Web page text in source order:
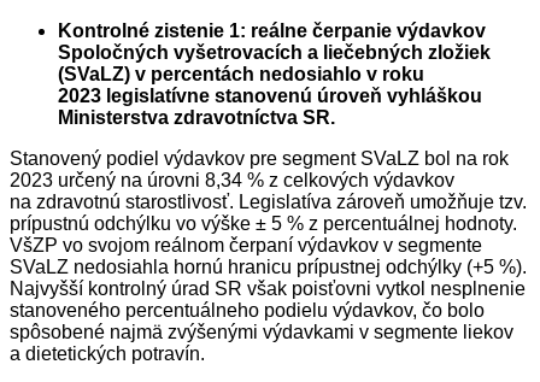
Kontrolné zistenie 1: reálne čerpanie výdavkov
Spoločných vyšetrovacích a liečebných zložiek
(SVaLZ) v percentách nedosiahlo v roku
2023 legislatívne stanovenú úroveň vyhláškou
Ministerstva zdravotníctva SR.
Stanovený podiel výdavkov pre segment SVaLZ bol na rok
2023 určený na úrovni 8,34 % z celkových výdavkov
na zdravotnú starostlivosť. Legislatíva zároveň umožňuje tzv.
prípustnú odchýlku vo výške ± 5 % z percentuálnej hodnoty.
VšZP vo svojom reálnom čerpaní výdavkov v segmente
SVaLZ nedosiahla hornú hranicu prípustnej odchýlky (+5 %).
Najvyšší kontrolný úrad SR však poisťovni vytkol nesplnenie
stanoveného percentuálneho podielu výdavkov, čo bolo
spôsobené najmä zvýšenými výdavkami v segmente liekov
a dietetických potravín.